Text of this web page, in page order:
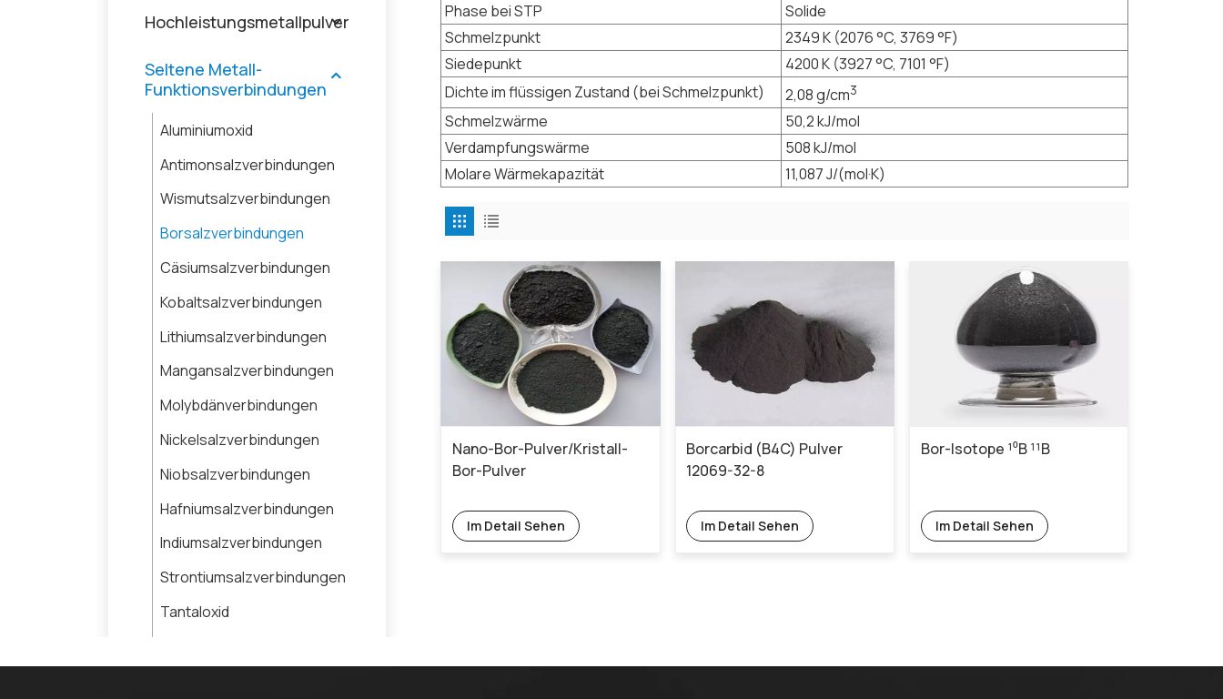
Phase bei STP
Solide
Schmelzpunkt
2349 K (2076 °C, 3769 °F)
Siedepunkt
4200 K (3927 °C, 7101 °F)
Dichte im flüssigen Zustand (bei Schmelzpunkt)
2,08 g/cm3
Schmelzwärme
50,2 kJ/mol
Verdampfungswärme
508 kJ/mol
Molare Wärmekapazität
11,087 J/(mol·K)
Nano-Bor-Pulver/Kristall-
Bor-Pulver
Im Detail Sehen
Borcarbid (B4C) Pulver
12069-32-8
Im Detail Sehen
Bor-Isotope ¹⁰B ¹¹B
Im Detail Sehen
Hochleistungsmetallpulver
Seltene Metall-
Funktionsverbindungen
Aluminiumoxid
Antimonsalzverbindungen
Wismutsalzverbindungen
Borsalzverbindungen
Cäsiumsalzverbindungen
Kobaltsalzverbindungen
Lithiumsalzverbindungen
Mangansalzverbindungen
Molybdänverbindungen
Nickelsalzverbindungen
Niobsalzverbindungen
Hafniumsalzverbindungen
Indiumsalzverbindungen
Strontiumsalzverbindungen
Tantaloxid